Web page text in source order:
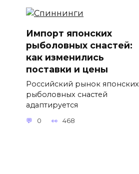
Импорт японских
рыболовных снастей:
как изменились
поставки и цены
Российский рынок японских
рыболовных снастей
адаптируется
0 468